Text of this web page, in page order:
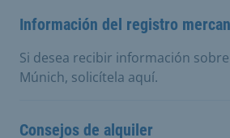
Información del registro
Si desea recibir información
Múnich, solicítela aquí.
Consejos de alquiler